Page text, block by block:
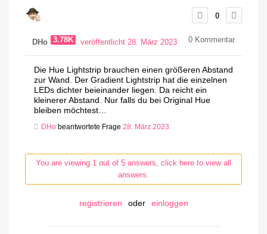
0
DHo 3.78K veröffentlicht 28. März 2023 0 Kommentar
Die Hue Lightstrip brauchen einen größeren Abstand
zur Wand. Der Gradient Lightstrip hat die einzelnen
LEDs dichter beieinander liegen. Da reicht ein
kleinerer Abstand. Nur falls du bei Original Hue
bleiben möchtest…
DHo beantwortete Frage 28. März 2023
You are viewing 1 out of 5 answers, click here to view all
answers.
registrieren oder einloggen